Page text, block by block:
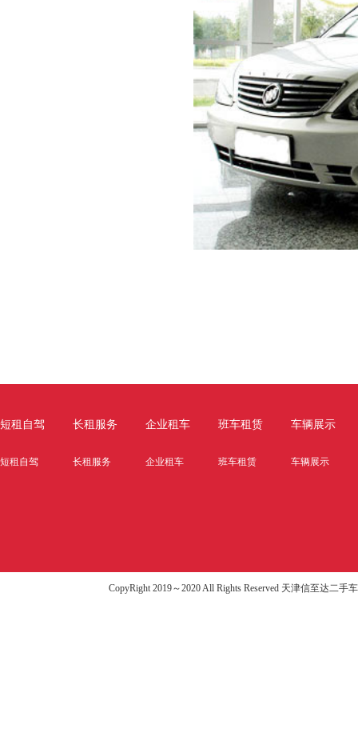
短租自驾
短租自驾
长租服务
长租服务
企业租车
企业租车
班车租赁
班车租赁
车辆展示
车辆展示
CopyRight 2019～2020 All Rights Reserved 天津信至达二